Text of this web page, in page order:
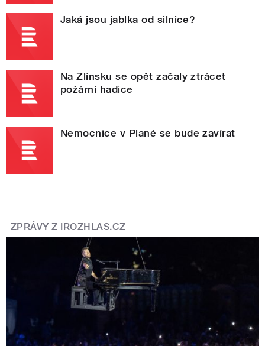
Jaká jsou jablka od silnice?
Na Zlínsku se opět začaly ztrácet
požární hadice
Nemocnice v Plané se bude zavírat
ZPRÁVY Z IROZHLAS.CZ